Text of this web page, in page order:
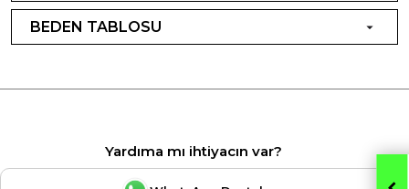
BEDEN TABLOSU
Yardıma mı ihtiyacın var?